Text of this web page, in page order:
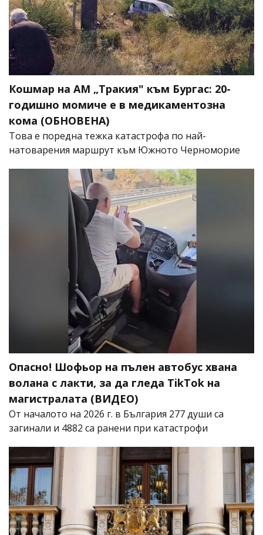
Кошмар на АМ „Тракия" към Бургас: 20-
годишно момиче е в медикаментозна
кома (ОБНОВЕНА)
Това е поредна тежка катастрофа по най-
натоварения маршрут към Южното Черноморие
Опасно! Шофьор на пълен автобус хвана
волана с лакти, за да гледа TikTok на
магистралата (ВИДЕО)
От началото на 2026 г. в България 277 души са
загинали и 4882 са ранени при катастрофи